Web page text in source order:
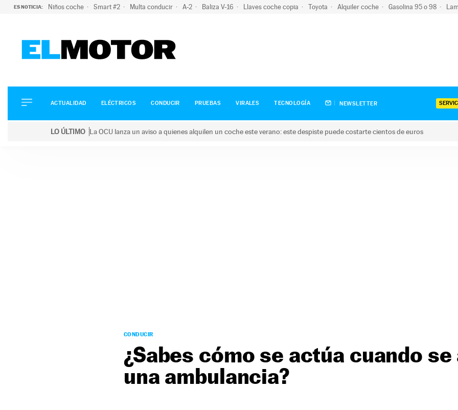
ES NOTICIA: Niños coche Smart #2 Multa conducir A-2 Baliza V-16 Llaves coche copia Toyota Alquiler coche Gasolina 95 o 98
ELÉCTRICOS
CONDUCIR
ACTUALIDAD ELÉCTRICOS CONDUCIR PRUEBAS VIRALES TECNOLOGÍA NEWSLETTER
LO ÚLTIMO La OCU lanza un aviso a quienes alquilen un coche este verano: este despiste puede costarte cientos de euros
CONDUCIR
¿Sabes cómo se actúa cuando
una ambulancia?